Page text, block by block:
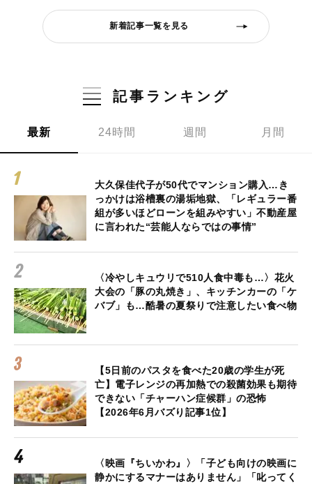
新着記事一覧を見る
記事ランキング
最新 24時間 週間 月間
大久保佳代子が50代でマンション購入…き
っかけは浴槽裏の湯垢地獄、「レギュラー番
組が多いほどローンを組みやすい」不動産屋
に言われた“芸能人ならではの事情”
〈冷やしキュウリで510人食中毒も…〉花火
大会の「豚の丸焼き」、キッチンカーの「ケ
バブ」も…酷暑の夏祭りで注意したい食べ物
【5日前のパスタを食べた20歳の学生が死
亡】電子レンジの再加熱での殺菌効果も期待
できない「チャーハン症候群」の恐怖
【2026年6月バズり記事1位】
〈映画『ちいかわ』〉「子ども向けの映画に
静かにするマナーはありません」「叱ってく